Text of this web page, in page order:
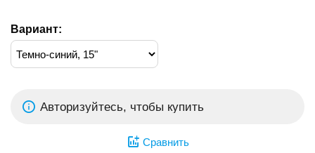
Вариант:
Авторизуйтесь, чтобы купить
Сравнить